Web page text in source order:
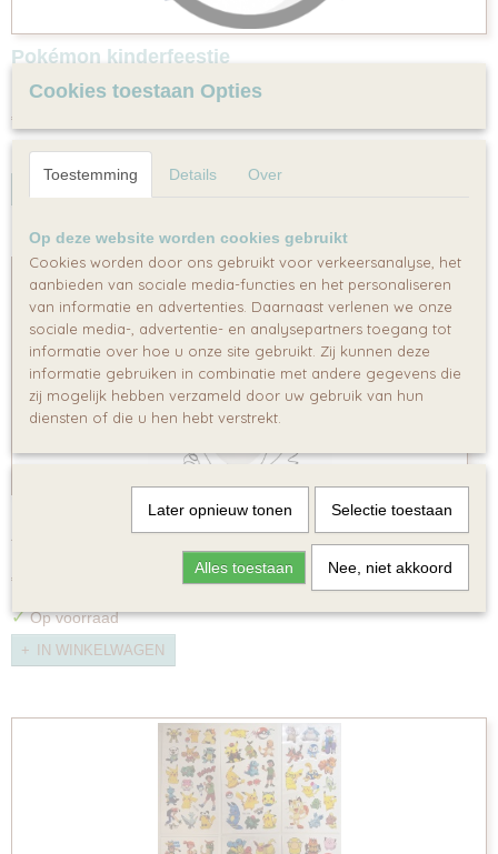
Pokémon kinderfeestje
Pokémon Kinderfeestje Tijdens dit Pokémon…
€ 67,95
Op voorraad
10 Pokémon ballonnen
10 Pokémon ballonnen 10 ballonnen in het thema…
€ 5,95
✓Op voorraad
IN WINKELWAGEN
Cookies toestaan Opties
Toestemming Details Over
Op deze website worden cookies gebruikt
Cookies worden door ons gebruikt voor verkeersanalyse, het
aanbieden van sociale media-functies en het personaliseren
van informatie en advertenties. Daarnaast verlenen we onze
sociale media-, advertentie- en analysepartners toegang tot
informatie over hoe u onze site gebruikt. Zij kunnen deze
informatie gebruiken in combinatie met andere gegevens die
zij mogelijk hebben verzameld door uw gebruik van hun
diensten of die u hen hebt verstrekt.
Later opnieuw tonen Selectie toestaan
Alles toestaan Nee, niet akkoord